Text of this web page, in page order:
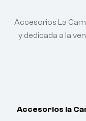
Accesorios la
Accesorios La
y dedicada a la